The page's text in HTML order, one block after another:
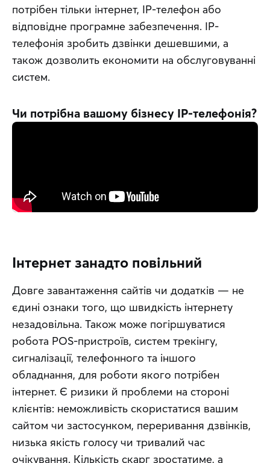
потрібен тільки інтернет, ІР-телефон або
відповідне програмне забезпечення. IP-
телефонія зробить дзвінки дешевшими, а
також дозволить економити на обслуговуванні
систем.
Чи потрібна вашому бізнесу IP-телефонія?
Інтернет занадто повільний
Довге завантаження сайтів чи додатків — не
єдині ознаки того, що швидкість інтернету
незадовільна. Також може погіршуватися
робота POS-пристроїв, систем трекінгу,
сигналізації, телефонного та іншого
обладнання, для роботи якого потрібен
інтернет. Є ризики й проблеми на стороні
клієнтів: неможливість скористатися вашим
сайтом чи застосунком, переривання дзвінків,
низька якість голосу чи тривалий час
очікування. Кількість скарг зростатиме, а